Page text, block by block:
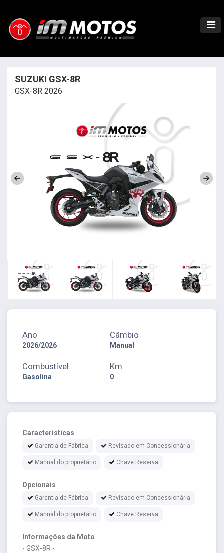
SUZUKI GSX-8R
GSX-8R 2026
Ano
2026/2026
Câmbio
Manual
Combustível
Gasolina
Km
0
Características
Garantia de Fábrica Revisado em Concessionária
Manual do proprietário Chave Reserva
Opcionais
Garantia de Fábrica Revisado em Concessionária
Manual do proprietário Chave Reserva
Informações da Moto
- GSX-8R -